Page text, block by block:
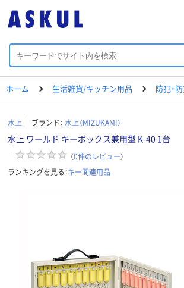
ホーム 生活雑貨/キッチン用品 防犯・
水上 ブランド： 水上（MIZUKAMI）
水上 ワールド キーボックス兼用型 K-40 1台
（0件のレビュー）
ランキングを見る：キー関連用品